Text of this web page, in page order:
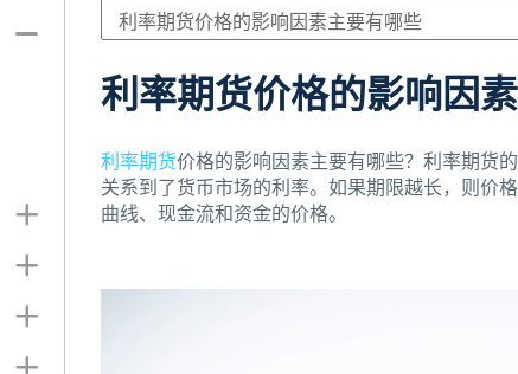
利率期货价格的影响因
利率期货价格的影响因素主要有哪些？利率期货
关系到了货币市场的利率。如果期限越长，则价
曲线、现金流和资金的价格。